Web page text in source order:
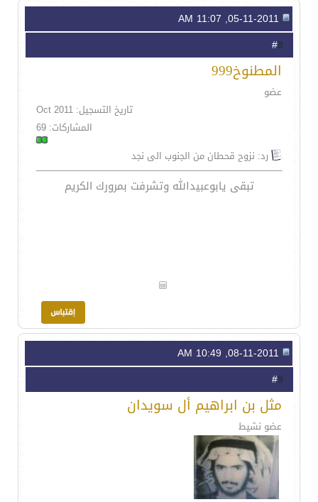
8
المطنوخ999
عضو
تاريخ التسجيل: Oct 2011
المشاركات: 69
رد: نزوح قحطان من الجنوب الى نجد
تبقى يابوعبيدالله وتشرفت بمرورك الكريم
9
مثل بن ابراهيم أل سويدان
عضو نشيط